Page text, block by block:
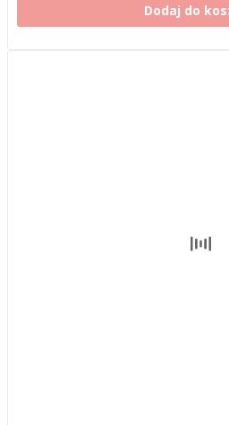
Dodaj do